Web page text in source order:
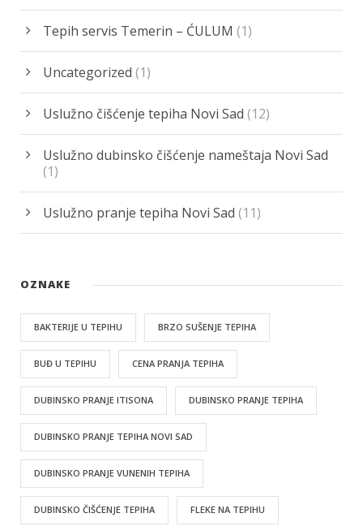
Tepih servis Temerin – ĆULUM (1)
Uncategorized (1)
Uslužno čišćenje tepiha Novi Sad (12)
Uslužno dubinsko čišćenje nameštaja Novi Sad
(1)
Uslužno pranje tepiha Novi Sad (11)
OZNAKE
BAKTERIJE U TEPIHU BRZO SUŠENJE TEPIHA
BUĐ U TEPIHU CENA PRANJA TEPIHA
DUBINSKO PRANJE ITISONA DUBINSKO PRANJE TEPIHA
DUBINSKO PRANJE TEPIHA NOVI SAD
DUBINSKO PRANJE VUNENIH TEPIHA
DUBINSKO ČIŠĆENJE TEPIHA FLEKE NA TEPIHU